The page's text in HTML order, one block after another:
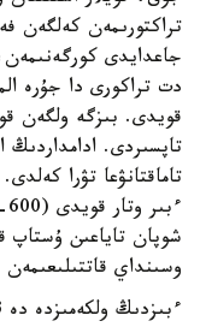
تراكتورىمەن كەلگەن
جاعدايدى
دت تراكورى دا جۇرە
قويدى. بىزگە ولگەن
تاپسىردى.
شوپان تاياعىن
وسىنداي